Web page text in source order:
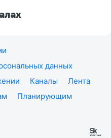
данных
Каналы
Лента
Планирующим